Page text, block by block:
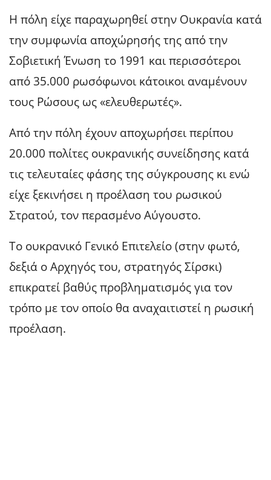
Η πόλη είχε παραχωρηθεί στην Ουκρανία κατά
την συμφωνία αποχώρησής της από την
Σοβιετική Ένωση το 1991 και περισσότεροι
από 35.000 ρωσόφωνοι κάτοικοι αναμένουν
τους Ρώσους ως «ελευθερωτές».
Από την πόλη έχουν αποχωρήσει περίπου
20.000 πολίτες ουκρανικής συνείδησης κατά
τις τελευταίες φάσης της σύγκρουσης κι ενώ
είχε ξεκινήσει η προέλαση του ρωσικού
Στρατού, τον περασμένο Αύγουστο.
To ουκρανικό Γενικό Επιτελείο (στην φωτό,
δεξιά ο Αρχηγός του, στρατηγός Σίρσκι)
επικρατεί βαθύς προβληματισμός για τον
τρόπο με τον οποίο θα αναχαιτιστεί η ρωσική
προέλαση.